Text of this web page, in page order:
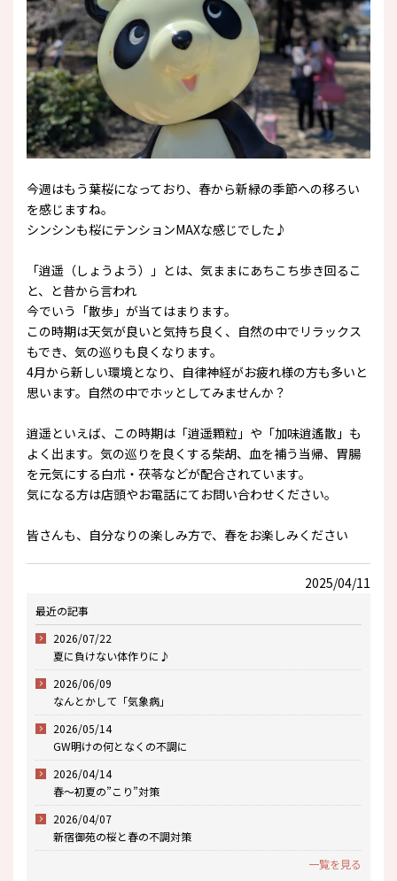
今週はもう葉桜になっており、春から新緑の季節への移ろい
を感じますね。
シンシンも桜にテンションMAXな感じでした♪
「逍遥（しょうよう）」とは、気ままにあちこち歩き回るこ
と、と昔から言われ
今でいう「散歩」が当てはまります。
この時期は天気が良いと気持ち良く、自然の中でリラックス
もでき、気の巡りも良くなります。
4月から新しい環境となり、自律神経がお疲れ様の方も多いと
思います。自然の中でホッとしてみませんか？
逍遥といえば、この時期は「逍遥顆粒」や「加味逍遙散」も
よく出ます。気の巡りを良くする柴胡、血を補う当帰、胃腸
を元気にする白朮・茯苓などが配合されています。
気になる方は店頭やお電話にてお問い合わせください。
皆さんも、自分なりの楽しみ方で、春をお楽しみください
2025/04/11
最近の記事
2026/07/22
夏に負けない体作りに♪
2026/06/09
なんとかして「気象病」
2026/05/14
GW明けの何となくの不調に
2026/04/14
春～初夏の”こり”対策
2026/04/07
新宿御苑の桜と春の不調対策
一覧を見る